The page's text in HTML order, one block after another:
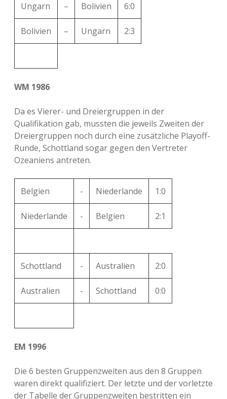
Ungarn – Bolivien 6:0
Bolivien – Ungarn 2:3
WM 1986
Da es Vierer- und Dreiergruppen in der
Qualifikation gab, mussten die jeweils Zweiten der
Dreiergruppen noch durch eine zusätzliche Playoff-
Runde, Schottland sogar gegen den Vertreter
Ozeaniens antreten.
Belgien - Niederlande 1:0
Niederlande - Belgien 2:1
Schottland - Australien 2:0
Australien - Schottland 0:0
EM 1996
Die 6 besten Gruppenzweiten aus den 8 Gruppen
waren direkt qualifiziert. Der letzte und der vorletzte
der Tabelle der Gruppenzweiten bestritten ein